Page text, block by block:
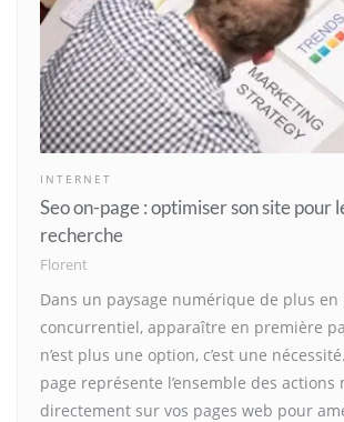
INTERNET
Seo on-page : optimiser son site pour
recherche
Florent
Dans un paysage numérique de plus en
concurrentiel, apparaître en première
n’est plus une option, c’est une
page représente l’ensemble des actions
directement sur vos pages web pour